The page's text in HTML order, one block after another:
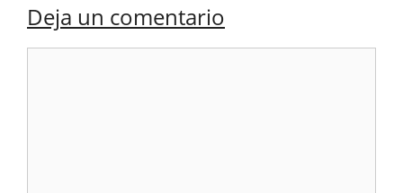
Deja un comentario